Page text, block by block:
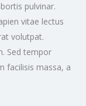
pulvinar.
vitae lectus
volutpat.
Sed tempor
facilisis massa, a